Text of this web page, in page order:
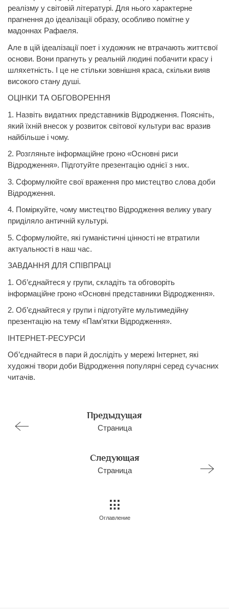
реалізму у світовій літературі. Для нього характерне
прагнення до ідеалізації образу, особливо помітне у
мадоннах Рафаеля.
Але в цій ідеалізації поет і художник не втрачають життєвої
основи. Вони прагнуть у реальній людині побачити красу і
шляхетність. І це не стільки зовнішня краса, скільки вияв
високого стану душі.
ОЦІНКИ ТА ОБГОВОРЕННЯ
1. Назвіть видатних представників Відродження. Поясніть,
який їхній внесок у розвиток світової культури вас вразив
найбільше і чому.
2. Розгляньте інформаційне гроно «Основні риси
Відродження». Підготуйте презентацію однієї з них.
3. Сформулюйте свої враження про мистецтво слова доби
Відродження.
4. Поміркуйте, чому мистецтво Відродження велику увагу
приділяло античній культурі.
5. Сформулюйте, які гуманістичні цінності не втратили
актуальності в наш час.
ЗАВДАННЯ ДЛЯ СПІВПРАЦІ
1. Об’єднайтеся у групи, складіть та обговоріть
інформаційне гроно «Основні представники Відродження».
2. Об’єднайтеся у групи і підготуйте мультимедійну
презентацію на тему «Пам’ятки Відродження».
ІНТЕРНЕТ-РЕСУРСИ
Об’єднайтеся в пари й дослідіть у мережі Інтернет, які
художні твори доби Відродження популярні серед сучасних
читачів.
Предыдущая
Страница
Следующая
Страница
Оглавление